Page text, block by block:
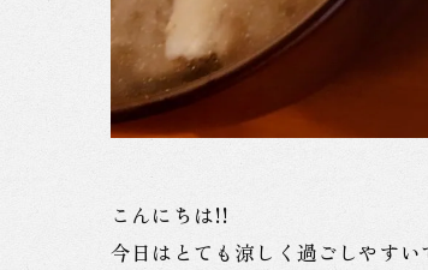
こんにちは!!
今日はとても涼しく過ごしやすい